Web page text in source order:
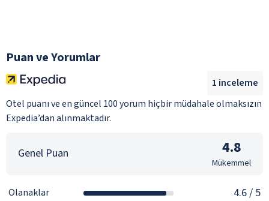
Puan ve Yorumlar
Otel puanı ve en güncel 100 yorum hiçbir müdahale olmaksızın
Expedia’dan alınmaktadır.
1 inceleme
Genel Puan 4.8
Mükemmel
Olanaklar 4.6/ 5